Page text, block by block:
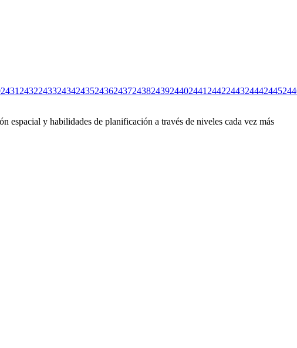
2431 2432243324342435243624372438243924402441 2442244324442445
espacial y habilidades de planificación a través de niveles cada vez más